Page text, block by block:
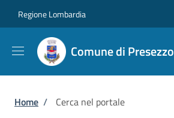
Regione Lombardia
Comune di Presezzo
Briciole di pane
Home / Cerca nel portale